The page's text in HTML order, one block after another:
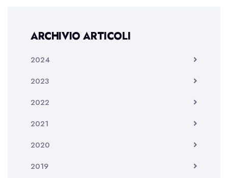
ARCHIVIO ARTICOLI
2024
2023
2022
2021
2020
2019